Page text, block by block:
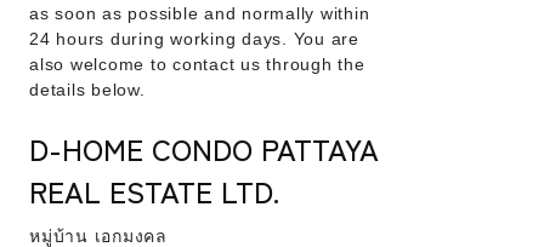
as soon as possible and normally within
24 hours during working days. You are
also welcome to contact us through the
details below.
D-HOME CONDO PATTAYA
REAL ESTATE LTD.
หมู่บ้าน เอกมงคล